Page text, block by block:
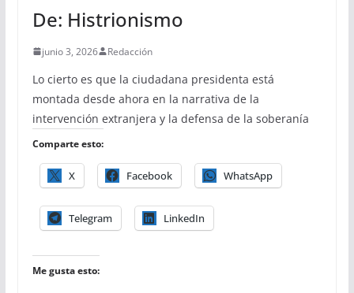
De: Histrionismo
junio 3, 2026 Redacción
Lo cierto es que la ciudadana presidenta está
montada desde ahora en la narrativa de la
intervención extranjera y la defensa de la soberanía
Comparte esto:
X Facebook WhatsApp
Telegram LinkedIn
Me gusta esto: